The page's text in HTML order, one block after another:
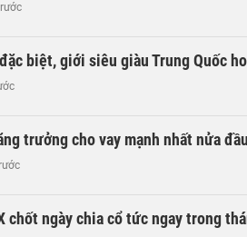
biệt, giới siêu giàu Trung Quốc
trưởng cho vay mạnh nhất nửa
chốt ngày chia cổ tức ngay trong